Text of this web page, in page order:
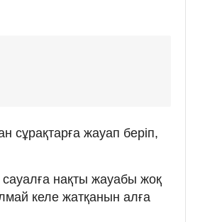
сұрақтарға жауап беріп,
нақты жауабы жоқ
келе жатқанын алға